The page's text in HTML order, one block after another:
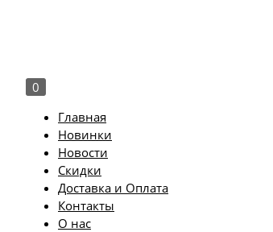
0
Главная
Новинки
Новости
Скидки
Доставка и Оплата
Контакты
О нас